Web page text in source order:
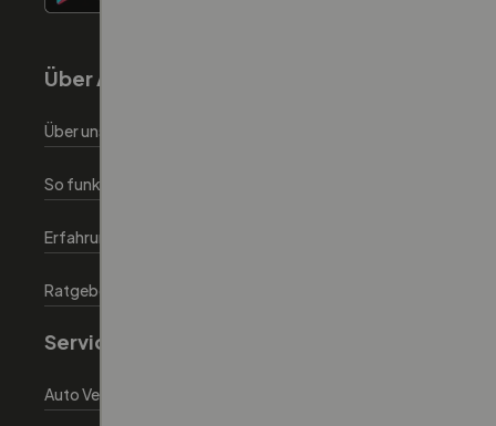
Über Autoeinfachlos
Über uns
So funktionierts
Erfahrungen
Ratgeber
Service
Auto Verkaufen